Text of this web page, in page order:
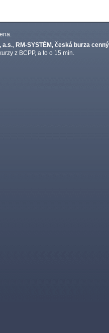
a.s. RM-SYSTÉM, česká burza
z BCPP, a to o 15 min.